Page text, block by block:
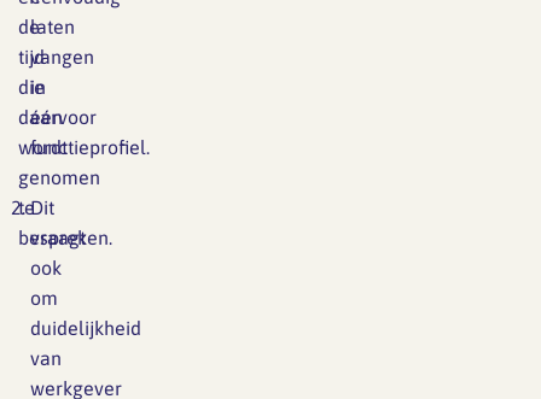
laten
vangen
in
één
functieprofiel.
Dit
vraagt
ook
om
duidelijkheid
van
werkgever
de
tijd
die
daarvoor
wordt
genomen
te
bespreken.